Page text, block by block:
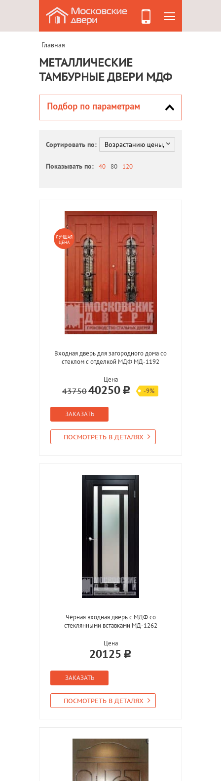
Главная
МЕТАЛЛИЧЕСКИЕ
ТАМБУРНЫЕ ДВЕРИ МДФ
Подбор по параметрам
Сортировать по:
Показывать по: 40 80 120
ЛУЧШАЯ
ЦЕНА
Входная дверь для загородного дома со
стеклом с отделкой МДФ МД-1192
Цена
4375040250 -9%
ЗАКАЗАТЬ
ПОСМОТРЕТЬ В ДЕТАЛЯХ
Чёрная входная дверь с МДФ со
стеклянными вставками МД-1262
Цена
20125
ЗАКАЗАТЬ
ПОСМОТРЕТЬ В ДЕТАЛЯХ